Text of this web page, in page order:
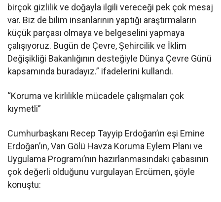
birçok gizlilik ve doğayla ilgili vereceği pek çok mesaj
var. Biz de bilim insanlarının yaptığı araştırmaların
küçük parçası olmaya ve belgeselini yapmaya
çalışıyoruz. Bugün de Çevre, Şehircilik ve İklim
Değişikliği Bakanlığının desteğiyle Dünya Çevre Günü
kapsamında buradayız.” ifadelerini kullandı.
“Koruma ve kirlilikle mücadele çalışmaları çok
kıymetli”
Cumhurbaşkanı Recep Tayyip Erdoğan’ın eşi Emine
Erdoğan’ın, Van Gölü Havza Koruma Eylem Planı ve
Uygulama Programı’nın hazırlanmasındaki çabasının
çok değerli olduğunu vurgulayan Ercümen, şöyle
konuştu: